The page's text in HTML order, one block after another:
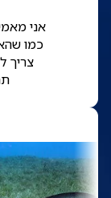
אני
כמו
צריך